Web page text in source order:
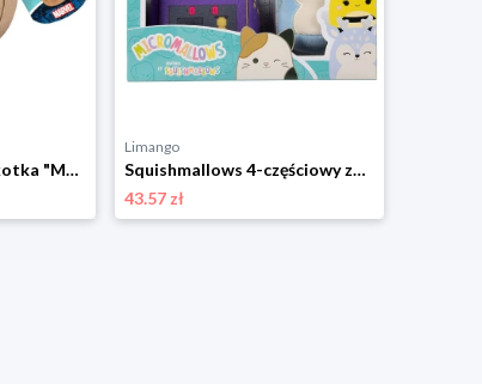
Squishmallows Maskotka "Marvel - Groot" - 3+ rozmiar: onesize
Limango
Squishmallows 4-częściowy zestaw Micromallows w różnych kolorach - 6+ rozmiar: onesize
43.57 zł